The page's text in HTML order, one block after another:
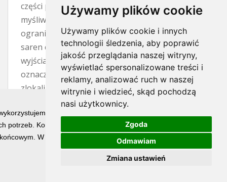
technologię cookies w celu świadczenia Państwu
potrzeb. Korzystanie z witryny bez zmiany ustawień dotyczących
W każdym momencie możesz określić warunki
Używamy plików cookie
Używamy plików cookie i innych
technologii śledzenia, aby poprawić
jakość przeglądania naszej witryny,
wyświetlać spersonalizowane treści i
reklamy, analizować ruch w naszej
witrynie i wiedzieć, skąd pochodzą
nasi użytkownicy.
Zgoda
Odmawiam
Zmiana ustawień
części prawda, czerwiec to trudny miesiąc dla
myśliwego. Wyrośnięte zboża i trawy znacznie
ograniczają widoczność, natomiast aktywność
saren często przejawia się jedynie w krótkich
wyjściach na otwarty teren. Jednak trudny nie
oznacza niemożliwy. Jeżeli mamy
zlokalizowanego rogacza, to kwestią cierpliwości
i wytrwałości jest spotkanie z nim. W nagrodę
pozyskujemy osobnika o najładniejszym
wyglądzie parostków w całym sezonie.
Największy atut trofeum pozyskanego w
czerwcu stanowi już pełne jego wybarwienie.